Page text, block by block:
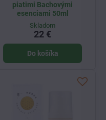
piatimi Bachovými
esenciami 50ml
Skladom
22 €
Do košíka